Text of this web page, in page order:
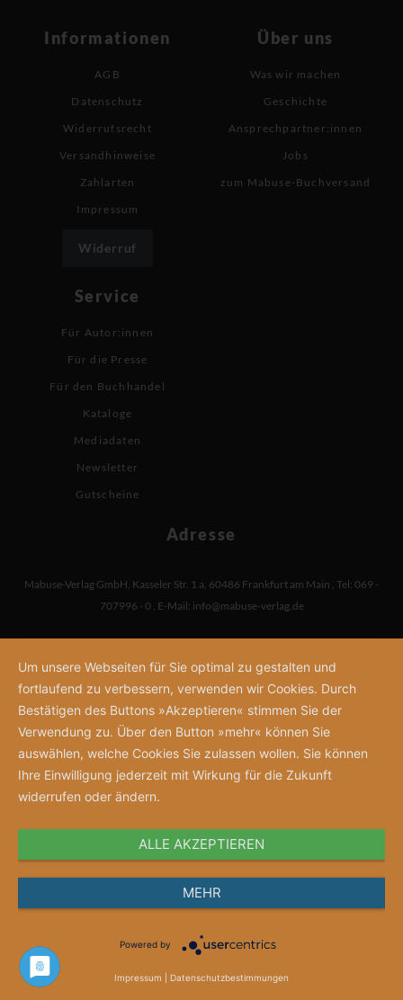
Informationen
AGB
Datenschutz
Widerrufsrecht
Versandhinweise
Zahlarten
Impressum
Widerruf
Über uns
Was wir machen
Geschichte
Ansprechpartner:innen
Jobs
zum Mabuse-Buchversand
Service
Für Autor:innen
Für die Presse
Für den Buchhandel
Kataloge
Mediadaten
Newsletter
Gutscheine
Adresse
Mabuse-Verlag GmbH, Kasseler Str. 1 a, 60486 Frankfurt am Main , Tel: 069 -
707996 - 0 , E-Mail: info@mabuse-verlag.de
Um unsere Webseiten für Sie optimal zu gestalten und
fortlaufend zu verbessern, verwenden wir Cookies. Durch
Bestätigen des Buttons »Akzeptieren« stimmen Sie der
Verwendung zu. Über den Button »mehr« können Sie
auswählen, welche Cookies Sie zulassen wollen. Sie können
Ihre Einwilligung jederzeit mit Wirkung für die Zukunft
widerrufen oder ändern.
ALLE AKZEPTIEREN
MEHR
Powered by
Impressum Datenschutzbestimmungen